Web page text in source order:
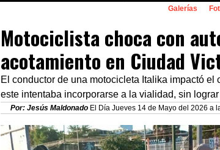
Galerías
Motociclista choca con
acotamiento en Ciudad
El conductor de una motocicleta Italika impactó
este intentaba incorporarse a la vialidad, sin
Por: Jesús Maldonado El Día Jueves 14 de Mayo del 2026 a